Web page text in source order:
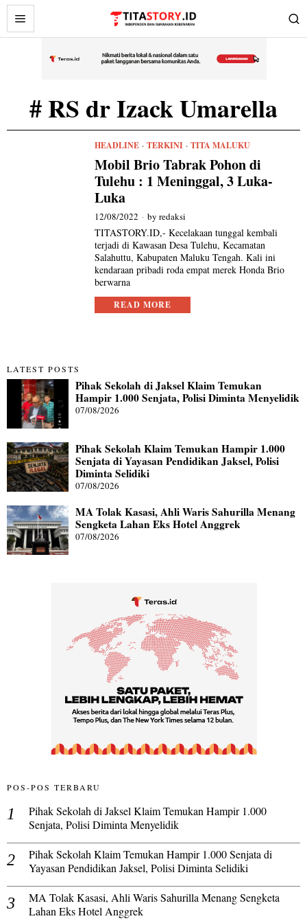
# RS dr Izack Umarella
HEADLINE · TERKINI · TITA MALUKU
Mobil Brio Tabrak Pohon di
Tulehu : 1 Meninggal, 3 Luka-
Luka
12/08/2022 byredaksi
TITASTORY.ID,- Kecelakaan tunggal kembali
terjadi di Kawasan Desa Tulehu, Kecamatan
Salahuttu, Kabupaten Maluku Tengah. Kali ini
kendaraan pribadi roda empat merek Honda Brio
berwarna
READ MORE
LATEST POSTS
Pihak Sekolah di Jaksel Klaim Temukan
Hampir 1.000 Senjata, Polisi Diminta Menyelidik
07/08/2026
Pihak Sekolah Klaim Temukan Hampir 1.000
Senjata di Yayasan Pendidikan Jaksel, Polisi
Diminta Selidiki
07/08/2026
MA Tolak Kasasi, Ahli Waris Sahurilla Menang
Sengketa Lahan Eks Hotel Anggrek
07/08/2026
POS-POS TERBARU
Pihak Sekolah di Jaksel Klaim Temukan Hampir 1.000
Senjata, Polisi Diminta Menyelidik
Pihak Sekolah Klaim Temukan Hampir 1.000 Senjata di
Yayasan Pendidikan Jaksel, Polisi Diminta Selidiki
MA Tolak Kasasi, Ahli Waris Sahurilla Menang Sengketa
Lahan Eks Hotel Anggrek